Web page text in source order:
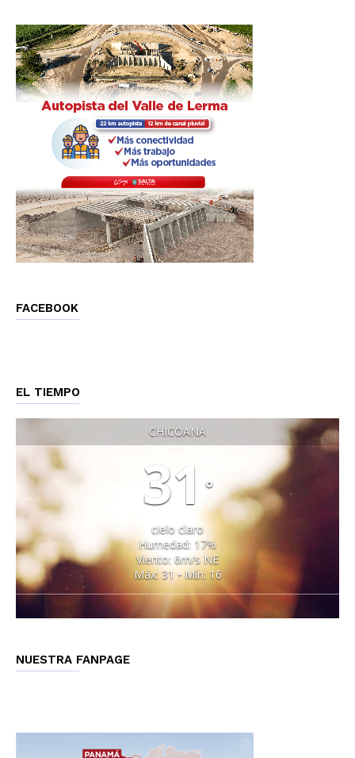
FACEBOOK
EL TIEMPO
CHICOANA
31 °
cielo claro
Humedad: 17%
Viento: 6m/s NE
Máx: 31 • Mín: 16
NUESTRA FANPAGE